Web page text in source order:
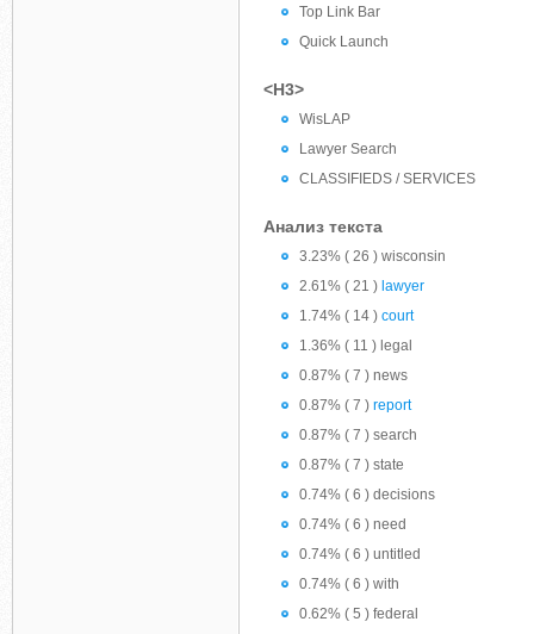
Top Link Bar
Quick Launch
<H3>
WisLAP
Lawyer Search
CLASSIFIEDS / SERVICES
Анализ текста
3.23% ( 26 ) wisconsin
2.61% ( 21 ) lawyer
1.74% ( 14 ) court
1.36% ( 11 ) legal
0.87% ( 7 ) news
0.87% ( 7 ) report
0.87% ( 7 ) search
0.87% ( 7 ) state
0.74% ( 6 ) decisions
0.74% ( 6 ) need
0.74% ( 6 ) untitled
0.74% ( 6 ) with
0.62% ( 5 ) federal